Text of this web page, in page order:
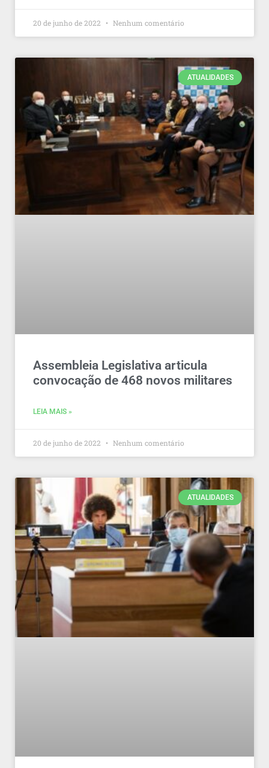
20 de junho de 2022 Nenhum comentário
ATUALIDADES
Assembleia Legislativa articula
convocação de 468 novos militares
LEIA MAIS »
20 de junho de 2022 Nenhum comentário
ATUALIDADES